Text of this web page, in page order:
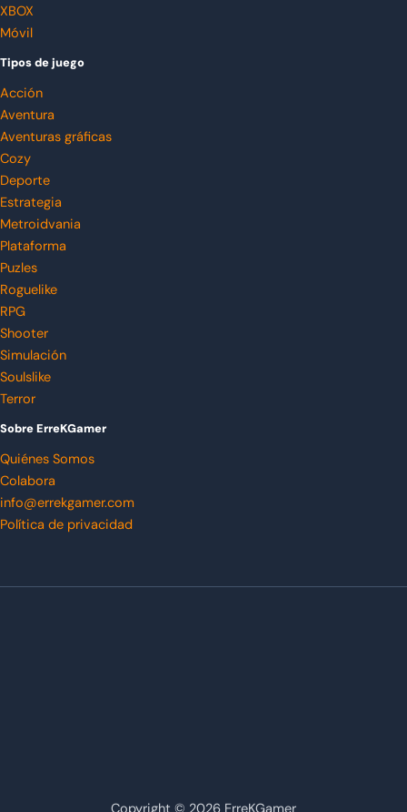
XBOX
Móvil
Tipos de juego
Acción
Aventura
Aventuras gráficas
Cozy
Deporte
Estrategia
Metroidvania
Plataforma
Puzles
Roguelike
RPG
Shooter
Simulación
Soulslike
Terror
Sobre ErreKGamer
Quiénes Somos
Colabora
info@errekgamer.com
Política de privacidad